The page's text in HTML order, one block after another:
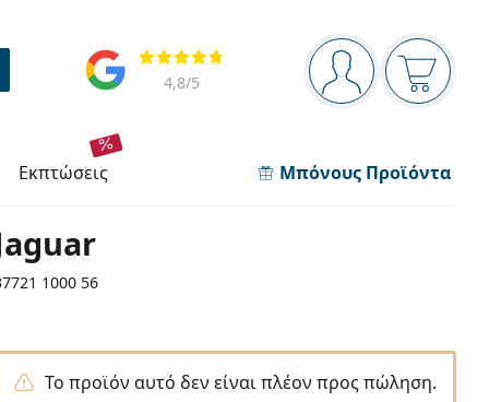
Πίνακας πλοήγησης
Είστε
Το
Αξιολογήσεις
4,8/5
εκπτώσεις Μπόνους Προϊόντα
1000 56
Το προϊόν αυτό δεν είναι πλέον προς πώληση.